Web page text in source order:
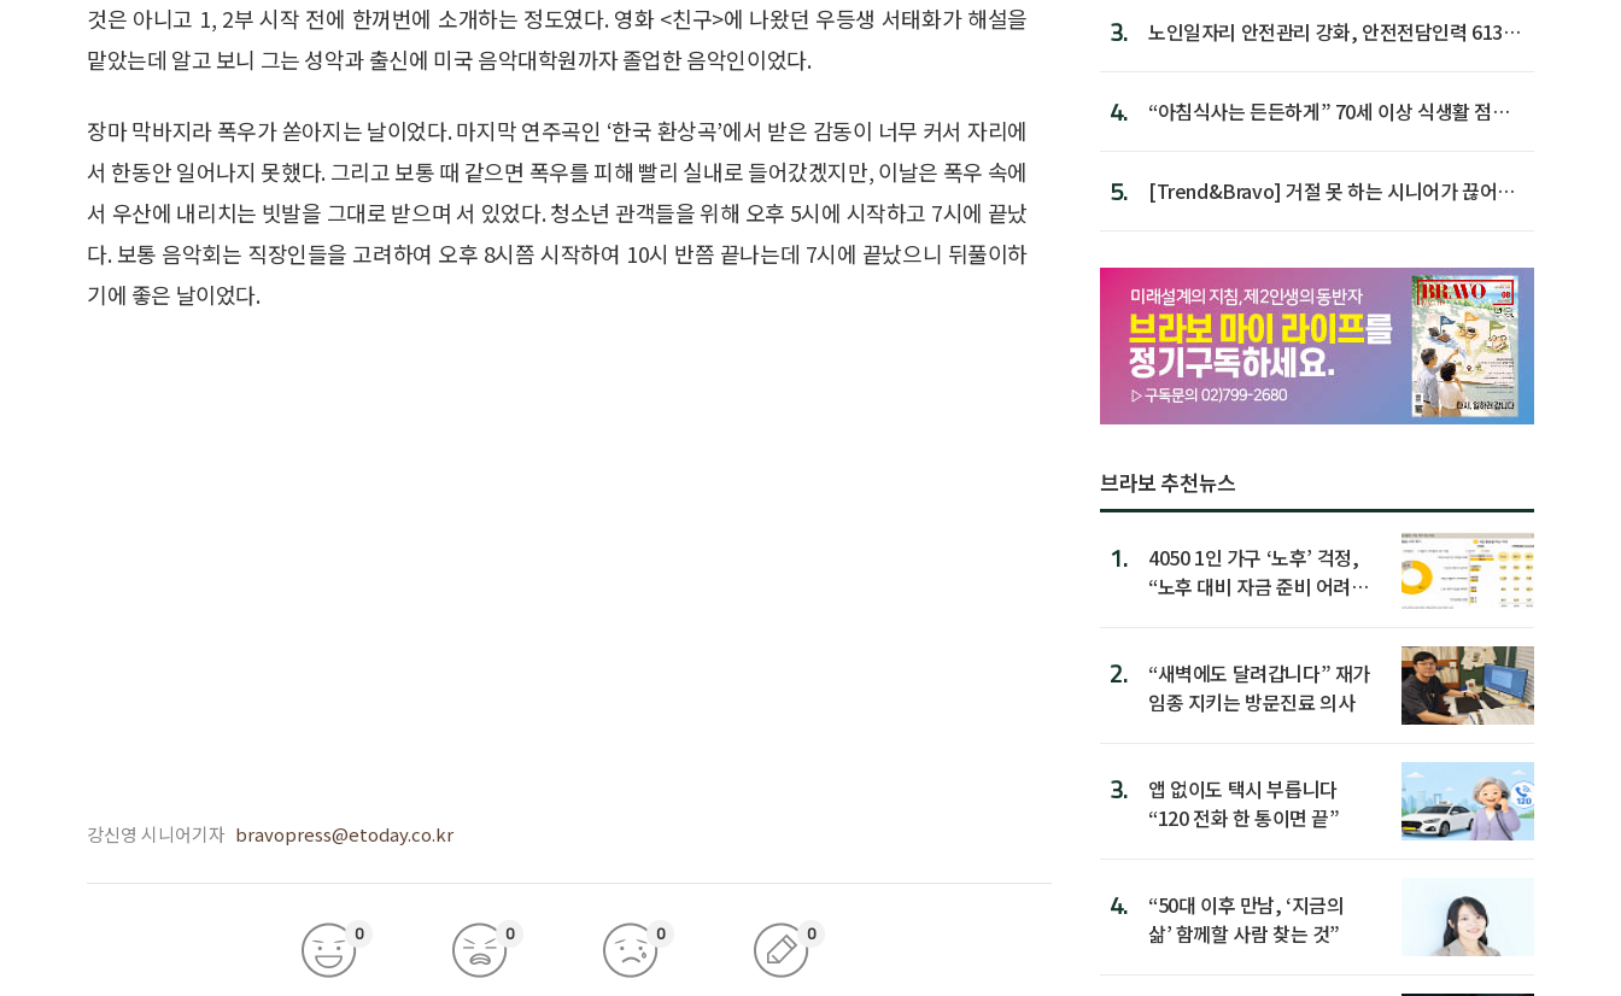
것은 아니고 1, 2부 시작 전에 한꺼번에 소개하는 정도였다. 영화 <친구>에 나왔던 우등생 서태화가 해설을
맡았는데 알고 보니 그는 성악과 출신에 미국 음악대학원까자 졸업한 음악인이었다.
장마 막바지라 폭우가 쏟아지는 날이었다. 마지막 연주곡인 ‘한국 환상곡’에서 받은 감동이 너무 커서 자리에
서 한동안 일어나지 못했다. 그리고 보통 때 같으면 폭우를 피해 빨리 실내로 들어갔겠지만, 이날은 폭우 속에
서 우산에 내리치는 빗발을 그대로 받으며 서 있었다. 청소년 관객들을 위해 오후 5시에 시작하고 7시에 끝났
다. 보통 음악회는 직장인들을 고려하여 오후 8시쯤 시작하여 10시 반쯤 끝나는데 7시에 끝났으니 뒤풀이하
기에 좋은 날이었다.
강신영 시니어기자 bravopress@etoday.co.kr
0 0 0 0
3.
노인일자리 안전관리 강화, 안전전담인력 613명
4.
“아침식사는 든든하게” 70세 이상 식생활 점수
5.
[Trend&Bravo] 거절 못 하는 시니어가 끊어야
브라보 추천뉴스
1.
4050 1인 가구 ‘노후’ 걱정,
“노후 대비 자금 준비 어려
2.
“새벽에도 달려갑니다” 재가
임종 지키는 방문진료 의사
3.
앱 없이도 택시 부릅니다
“120 전화 한 통이면 끝”
4.
“50대 이후 만남, ‘지금의
삶’ 함께할 사람 찾는 것”